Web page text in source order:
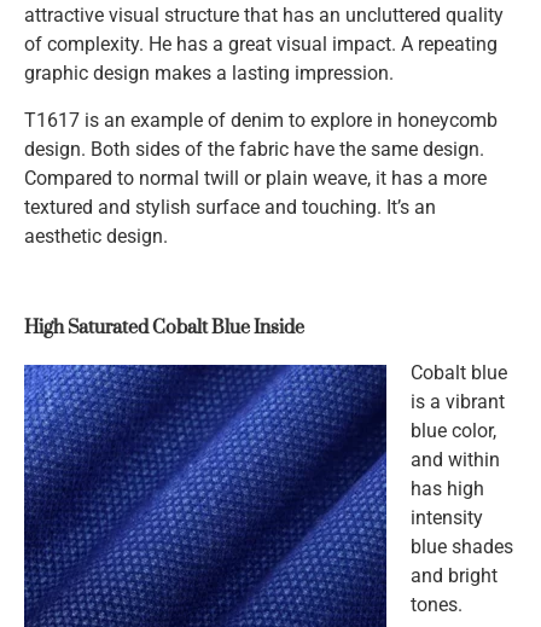
attractive visual structure that has an uncluttered quality
of complexity. He has a great visual impact. A repeating
graphic design makes a lasting impression.
T1617 is an example of denim to explore in honeycomb
design. Both sides of the fabric have the same design.
Compared to normal twill or plain weave, it has a more
textured and stylish surface and touching. It’s an
aesthetic design.
High Saturated Cobalt Blue Inside
Cobalt blue
is a vibrant
blue color,
and within
has high
intensity
blue shades
and bright
tones.